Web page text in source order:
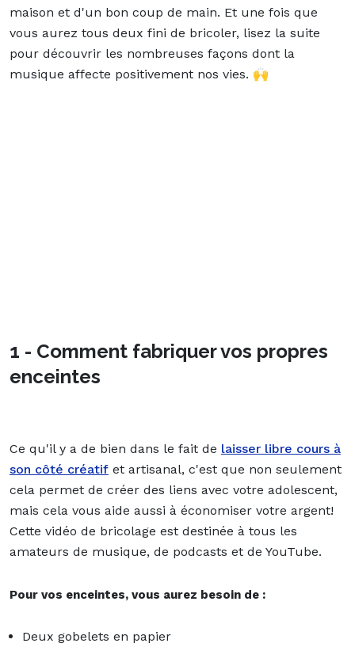
maison et d'un bon coup de main. Et une fois que
vous aurez tous deux fini de bricoler, lisez la suite
pour découvrir les nombreuses façons dont la
musique affecte positivement nos vies. 🙌
1 - Comment fabriquer vos propres
enceintes
Ce qu'il y a de bien dans le fait de laisser libre cours à
son côté créatif et artisanal, c'est que non seulement
cela permet de créer des liens avec votre adolescent,
mais cela vous aide aussi à économiser votre argent!
Cette vidéo de bricolage est destinée à tous les
amateurs de musique, de podcasts et de YouTube.
Pour vos enceintes, vous aurez besoin de :
Deux gobelets en papier